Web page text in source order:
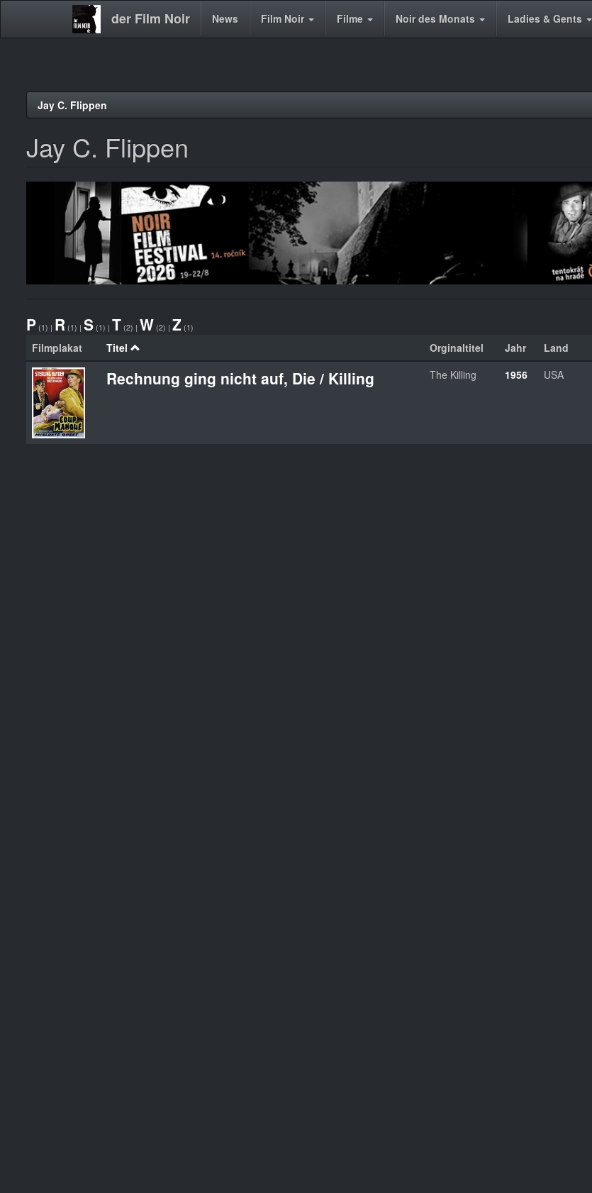
der Film Noir
Main News Film Noir Filme Noir des Monats Ladies & Gents
Jay C. Flippen
Jay C. Flippen
P (1) | R (1) | S (1) | T (2) | W (2) | Z (1)
Filmplakat Titel Orginaltitel Jahr Land
Rechnung ging nicht auf, Die / Killing The Killing 1956 USA